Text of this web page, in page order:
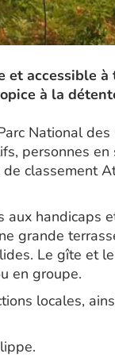
accessible à
à la
National
personnes
classement
aux handicaps
grande
Le gîte et
en groupe.
locales,